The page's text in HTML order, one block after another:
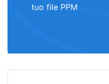
tuo file PPM